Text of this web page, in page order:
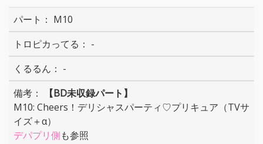
M10
-
-
【BD未収録パート】
M10: Cheers！デリシャスパーティ♡プリキュア（TVサ
イズ＋α）
デパプリ側も参照